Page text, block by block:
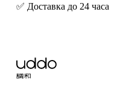
✅ Доставка до 24 часа